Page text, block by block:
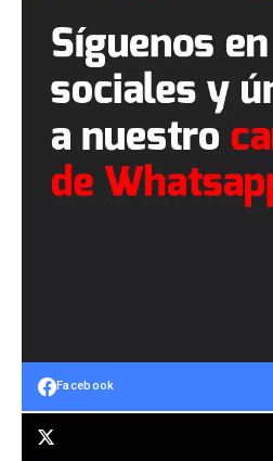
Facebook